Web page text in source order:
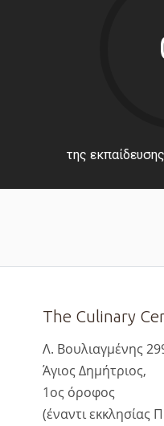
της
The Culinary
Λ. Βουλιαγμένης
Άγιος Δημήτριος,
1ος όροφος
(έναντι εκκλησίας